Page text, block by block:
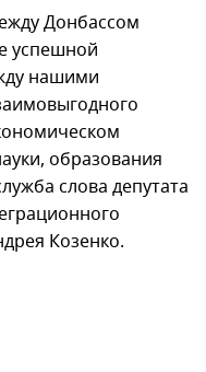
Донбассом
успешной
нашими
образования
слова депутата
Козенко.